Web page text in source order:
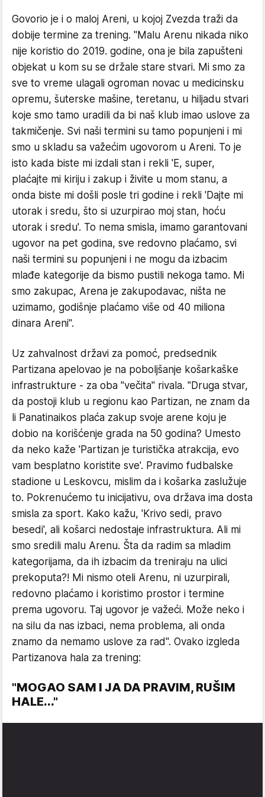
Govorio je i o maloj Areni, u kojoj Zvezda traži da
dobije termine za trening. "Malu Arenu nikada niko
nije koristio do 2019. godine, ona je bila zapušteni
objekat u kom su se držale stare stvari. Mi smo za
sve to vreme ulagali ogroman novac u medicinsku
opremu, šuterske mašine, teretanu, u hiljadu stvari
koje smo tamo uradili da bi naš klub imao uslove za
takmičenje. Svi naši termini su tamo popunjeni i mi
smo u skladu sa važećim ugovorom u Areni. To je
isto kada biste mi izdali stan i rekli 'E, super,
plaćajte mi kiriju i zakup i živite u mom stanu, a
onda biste mi došli posle tri godine i rekli 'Dajte mi
utorak i sredu, što si uzurpirao moj stan, hoću
utorak i sredu'. To nema smisla, imamo garantovani
ugovor na pet godina, sve redovno plaćamo, svi
naši termini su popunjeni i ne mogu da izbacim
mlađe kategorije da bismo pustili nekoga tamo. Mi
smo zakupac, Arena je zakupodavac, ništa ne
uzimamo, godišnje plaćamo više od 40 miliona
dinara Areni".
Uz zahvalnost državi za pomoć, predsednik
Partizana apelovao je na poboljšanje košarkaške
infrastrukture - za oba "večita" rivala. "Druga stvar,
da postoji klub u regionu kao Partizan, ne znam da
li Panatinaikos plaća zakup svoje arene koju je
dobio na korišćenje grada na 50 godina? Umesto
da neko kaže 'Partizan je turistička atrakcija, evo
vam besplatno koristite sve'. Pravimo fudbalske
stadione u Leskovcu, mislim da i košarka zaslužuje
to. Pokrenućemo tu inicijativu, ova država ima dosta
smisla za sport. Kako kažu, 'Krivo sedi, pravo
besedi', ali košarci nedostaje infrastruktura. Ali mi
smo sredili malu Arenu. Šta da radim sa mladim
kategorijama, da ih izbacim da treniraju na ulici
prekoputa?! Mi nismo oteli Arenu, ni uzurpirali,
redovno plaćamo i koristimo prostor i termine
prema ugovoru. Taj ugovor je važeći. Može neko i
na silu da nas izbaci, nema problema, ali onda
znamo da nemamo uslove za rad". Ovako izgleda
Partizanova hala za trening:
"MOGAO SAM I JA DA PRAVIM, RUŠIM
HALE..."